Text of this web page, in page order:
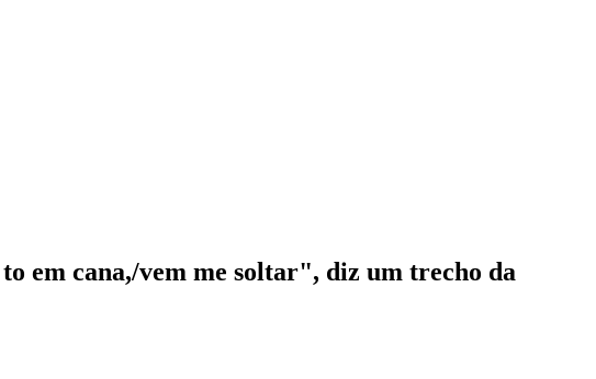
em cana,/vem me soltar", diz um trecho da